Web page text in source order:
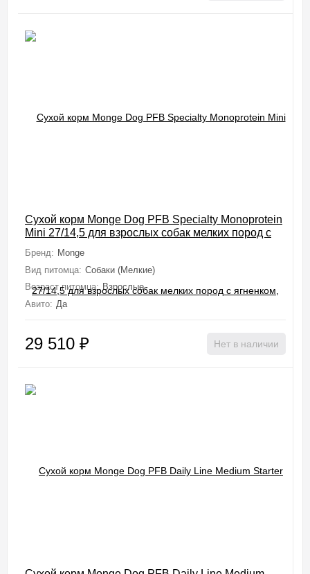
Сухой корм Monge Dog PFB Specialty Monoprotein
Mini 27/14,5 для взрослых собак мелких пород с
Бренд: Monge
Вид питомца: Собаки (Мелкие)
Возраст питомца: Взрослые
Авито: Да
29 510 ₽ Нет в наличии